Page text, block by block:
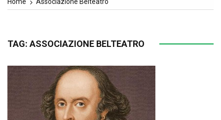
TAG: ASSOCIAZIONE BELTEATRO